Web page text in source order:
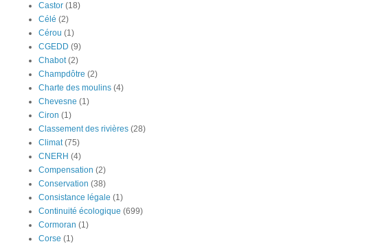
Castor (18)
Célé (2)
Cérou (1)
CGEDD (9)
Chabot (2)
Champdôtre (2)
Charte des moulins (4)
Chevesne (1)
Ciron (1)
Classement des rivières (28)
Climat (75)
CNERH (4)
Compensation (2)
Conservation (38)
Consistance légale (1)
Continuité écologique (699)
Cormoran (1)
Corse (1)